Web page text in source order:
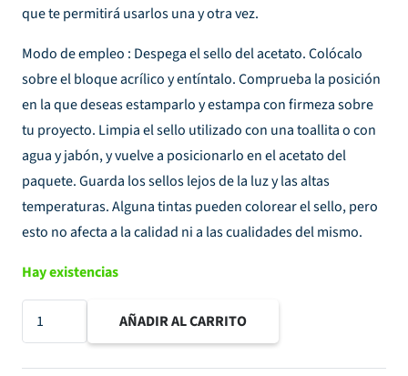
que te permitirá usarlos una y otra vez.
Modo de empleo : Despega el sello del acetato. Colócalo
sobre el bloque acrílico y entíntalo. Comprueba la posición
en la que deseas estamparlo y estampa con firmeza sobre
tu proyecto. Limpia el sello utilizado con una toallita o con
agua y jabón, y vuelve a posicionarlo en el acetato del
paquete. Guarda los sellos lejos de la luz y las altas
temperaturas. Alguna tintas pueden colorear el sello, pero
esto no afecta a la calidad ni a las cualidades del mismo.
Hay existencias
Sello
acrílico
AÑADIR AL CARRITO